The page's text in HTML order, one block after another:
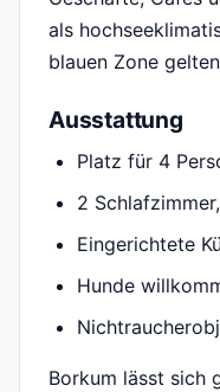
als
blauen Zone
Ausstattung
Platz für 4
2
Eingerichtete
Hunde
Borkum lässt sich